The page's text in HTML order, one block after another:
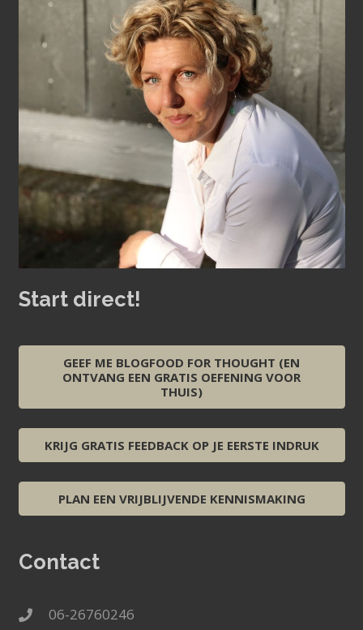
Start direct!
GEEF ME BLOGFOOD FOR THOUGHT (EN
ONTVANG EEN GRATIS OEFENING VOOR
THUIS)
KRIJG GRATIS FEEDBACK OP JE EERSTE INDRUK
PLAN EEN VRIJBLIJVENDE KENNISMAKING
Contact
06-26760246